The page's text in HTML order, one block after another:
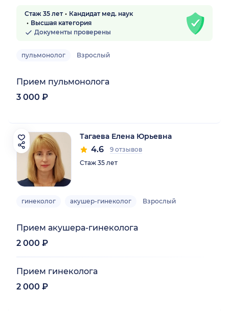
Стаж 35 лет
Кандидат мед. наук
Высшая категория
Документы проверены
пульмонолог Взрослый
Прием пульмонолога
3 000 ₽
Тагаева Елена Юрьевна
4.6
9 отзывов
Стаж 35 лет
гинеколог акушер-гинеколог Взрослый
Прием акушера-гинеколога
2 000 ₽
Прием гинеколога
2 000 ₽